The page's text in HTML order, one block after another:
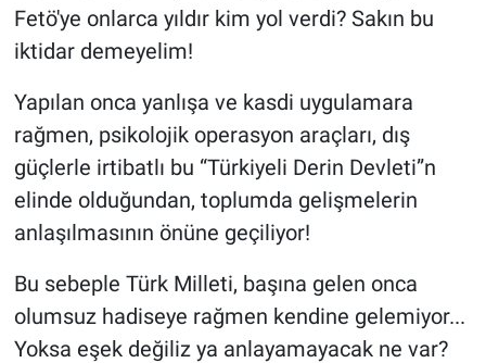
Fetö'ye onlarca yıldır kim yol verdi? Sakın bu
iktidar demeyelim!
Yapılan onca yanlışa ve kasdi uygulamara
rağmen, psikolojik operasyon araçları, dış
güçlerle irtibatlı bu “Türkiyeli Derin Devleti”n
elinde olduğundan, toplumda gelişmelerin
anlaşılmasının önüne geçiliyor!
Bu sebeple Türk Milleti, başına gelen onca
olumsuz hadiseye rağmen kendine gelemiyor...
Yoksa eşek değiliz ya anlayamayacak ne var?